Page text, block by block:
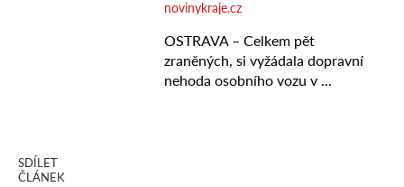
SDÍLET
ČLÁNEK